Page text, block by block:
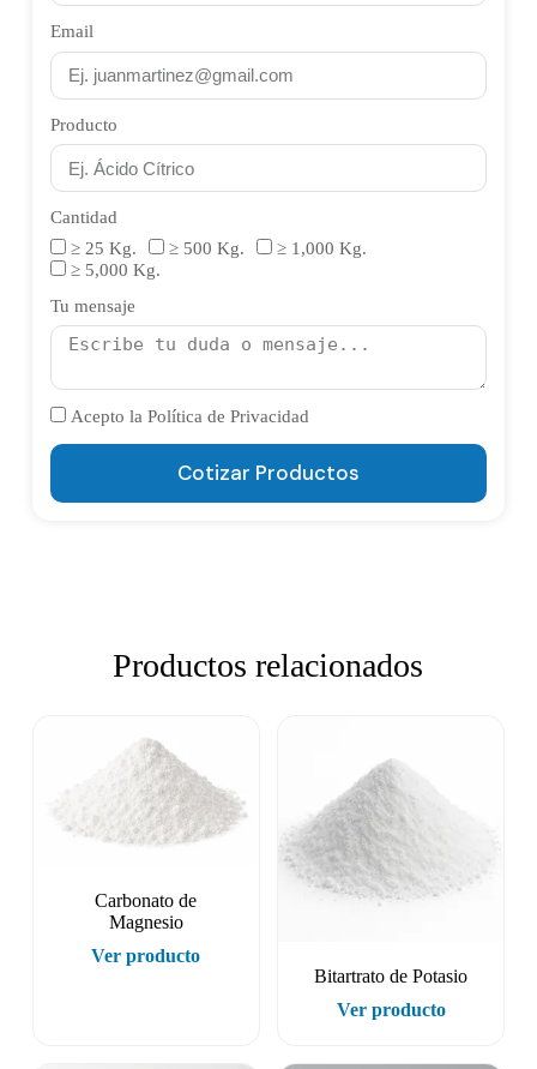
Email
Producto
Cantidad
≥ 25 Kg.
≥ 500 Kg.
≥ 1,000 Kg.
≥ 5,000 Kg.
Tu mensaje
Acepto la Política de Privacidad
Cotizar Productos
Productos relacionados
Carbonato de
Magnesio
Ver producto
Bitartrato de Potasio
Ver producto